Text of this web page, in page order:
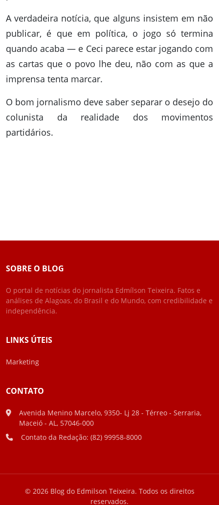
A verdadeira notícia, que alguns insistem em não
publicar, é que em política, o jogo só termina
quando acaba — e Ceci parece estar jogando com
as cartas que o povo lhe deu, não com as que a
imprensa tenta marcar.
O bom jornalismo deve saber separar o desejo do
colunista da realidade dos movimentos
partidários.
SOBRE O BLOG
O portal de notícias do jornalista Edmílson Teixeira. Fatos e
análises de Alagoas, do Brasil e do Mundo, com credibilidade e
independência.
LINKS ÚTEIS
Marketing
CONTATO
Avenida Menino Marcelo, 9350- Lj 28 - Térreo - Serraria,
Maceió - AL, 57046-000
Contato da Redação: (82) 99958-8000
© 2026 Blog do Edmilson Teixeira. Todos os direitos
reservados.